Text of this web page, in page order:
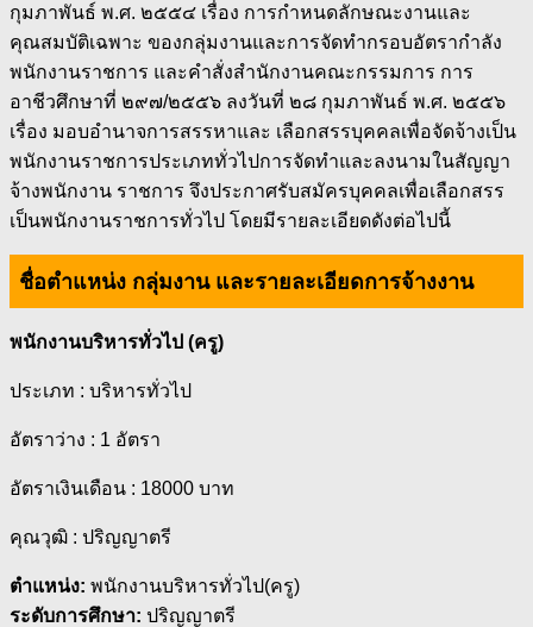
กุมภาพันธ์ พ.ศ. ๒๕๕๔ เรื่อง การกำหนดลักษณะงานและ
คุณสมบัติเฉพาะ ของกลุ่มงานและการจัดทำกรอบอัตรากำลัง
พนักงานราชการ และคำสั่งสำนักงานคณะกรรมการ การ
อาชีวศึกษาที่ ๒๙๗/๒๕๕๖ ลงวันที่ ๒๘ กุมภาพันธ์ พ.ศ. ๒๕๕๖
เรื่อง มอบอำนาจการสรรหาและ เลือกสรรบุคคลเพื่อจัดจ้างเป็น
พนักงานราชการประเภททั่วไปการจัดทำและลงนามในสัญญา
จ้างพนักงาน ราชการ จึงประกาศรับสมัครบุคคลเพื่อเลือกสรร
เป็นพนักงานราชการทั่วไป โดยมีรายละเอียดดังต่อไปนี้
ชื่อตำแหน่ง กลุ่มงาน และรายละเอียดการจ้างงาน
พนักงานบริหารทั่วไป (ครู)
ประเภท : บริหารทั่วไป
อัตราว่าง : 1 อัตรา
อัตราเงินเดือน : 18000 บาท
คุณวุฒิ : ปริญญาตรี
ตำแหน่ง: พนักงานบริหารทั่วไป(ครู)
ระดับการศึกษา: ปริญญาตรี